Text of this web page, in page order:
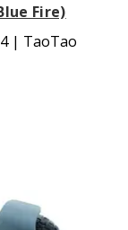
Fire)
| TaoTao